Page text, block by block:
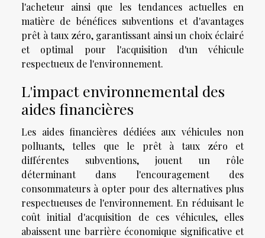
l'acheteur ainsi que les tendances actuelles en
matière de bénéfices subventions et d'avantages
prêt à taux zéro, garantissant ainsi un choix éclairé
et optimal pour l'acquisition d'un véhicule
respectueux de l'environnement.
L'impact environnemental des
aides financières
Les aides financières dédiées aux véhicules non
polluants, telles que le prêt à taux zéro et
différentes subventions, jouent un rôle
déterminant dans l'encouragement des
consommateurs à opter pour des alternatives plus
respectueuses de l'environnement. En réduisant le
coût initial d'acquisition de ces véhicules, elles
abaissent une barrière économique significative et